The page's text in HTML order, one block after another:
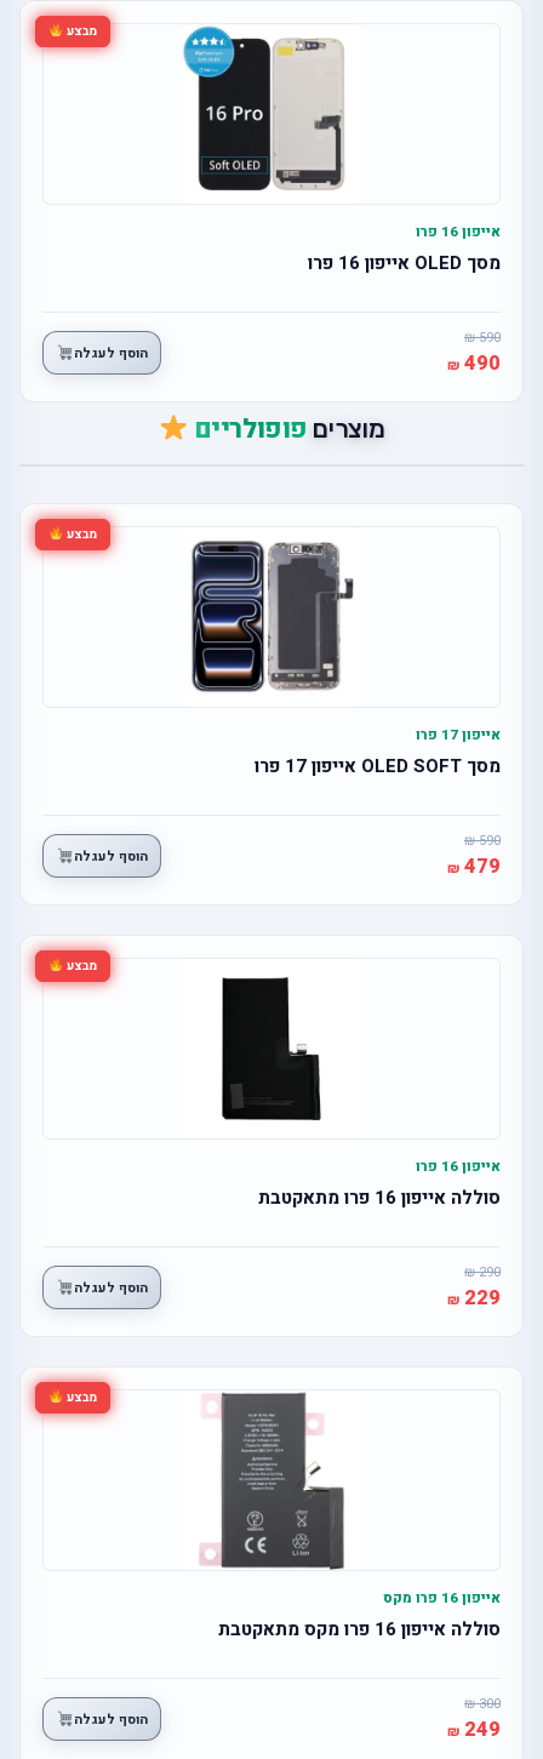
מבצע
אייפון 16 פרו
מסך OLED אייפון 16 פרו
590
490 הוסף לעגלה
מוצרים פופולריים
מבצע
אייפון 17 פרו
מסך OLED SOFT אייפון 17 פרו
590
479 הוסף לעגלה
מבצע
אייפון 16 פרו
סוללה אייפון 16 פרו מתאקטבת
290
229 הוסף לעגלה
מבצע
אייפון 16 פרו מקס
סוללה אייפון 16 פרו מקס מתאקטבת
300
249 הוסף לעגלה